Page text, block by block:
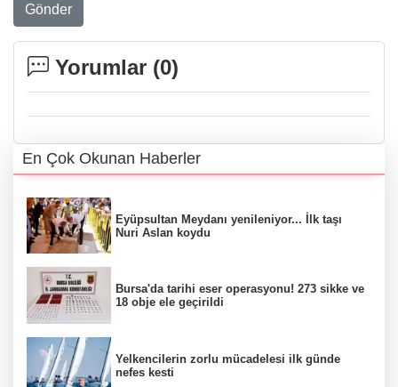
Gönder
Yorumlar (0)
En Çok Okunan Haberler
Eyüpsultan Meydanı yenileniyor... İlk taşı
Nuri Aslan koydu
Bursa'da tarihi eser operasyonu! 273 sikke ve
18 obje ele geçirildi
Yelkencilerin zorlu mücadelesi ilk günde
nefes kesti